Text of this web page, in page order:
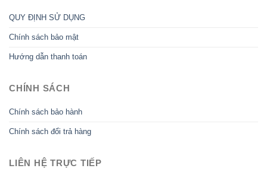
QUY ĐỊNH SỬ DỤNG
Chính sách bảo mật
Hướng dẫn thanh toán
CHÍNH SÁCH
Chính sách bảo hành
Chính sách đổi trả hàng
LIÊN HỆ TRỰC TIẾP